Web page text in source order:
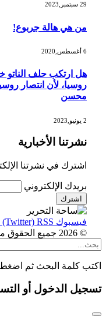
29 سبتمبر,2023
من هي هالة جربوع!
هل ارتكب حلف الناتو خطأً
روسيا، لأن انتصار
محسن
نشرتنا الأخبارية
اشترك في نشرتنا
بريدك الإلكتروني
فيسبوك (Twitter) RSS
© 2026 جميع الحقوق محفوظة.
اكتب كلمة البحث ثم
تسجيل الدخول أو